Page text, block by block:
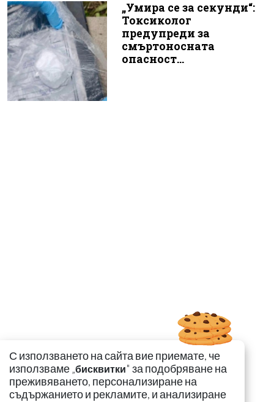
„Умира се за секунди“:
Токсиколог
предупреди за
смъртоносната
опасност...
С използването на сайта вие приемате, че
използваме „бисквитки" за подобряване на
преживяването, персонализиране на
съдържанието и рекламите, и анализиране